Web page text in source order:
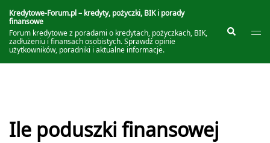
do
treści
Kredytowe-Forum.pl – kredyty, pożyczki, BIK i porady
finansowe
Forum kredytowe z poradami o kredytach, pożyczkach, BIK,
zadłużeniu i finansach osobistych. Sprawdź opinie
użytkowników, poradniki i aktualne informacje.
Szukaj
Ile poduszki finansowej